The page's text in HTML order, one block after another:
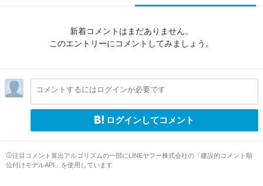
新着コメントはまだありません。
このエントリーにコメントしてみましょう。
コメントするにはログインが必要です
ログインしてコメント
注目コメント算出アルゴリズムの一部にLINEヤフー株式会社の「建設的コメント順
位付けモデルAPI」を使用しています